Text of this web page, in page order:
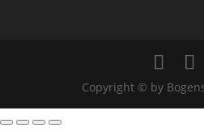
Copyright © by